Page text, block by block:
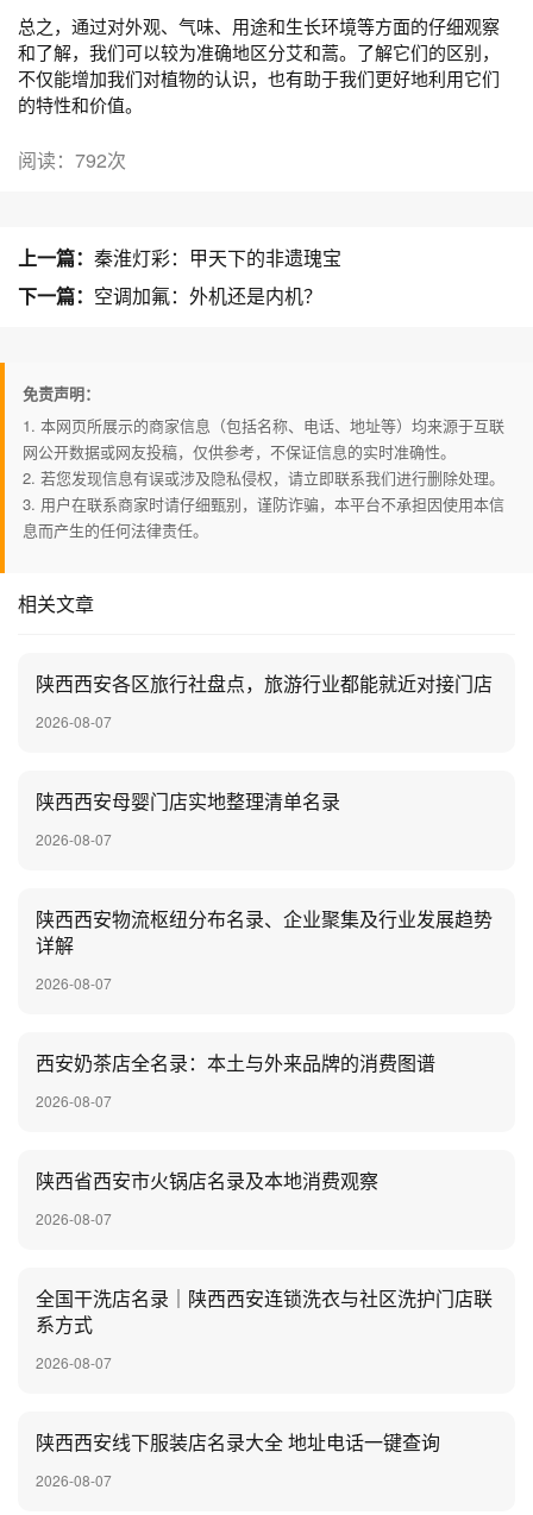
总之，通过对外观、气味、用途和生长环境等方面的仔细观察
和了解，我们可以较为准确地区分艾和蒿。了解它们的区别，
不仅能增加我们对植物的认识，也有助于我们更好地利用它们
的特性和价值。
阅读：792次
上一篇： 秦淮灯彩：甲天下的非遗瑰宝
下一篇： 空调加氟：外机还是内机？
免责声明：
1. 本网页所展示的商家信息（包括名称、电话、地址等）均来源于互联
网公开数据或网友投稿，仅供参考，不保证信息的实时准确性。
2. 若您发现信息有误或涉及隐私侵权，请立即联系我们进行删除处理。
3. 用户在联系商家时请仔细甄别，谨防诈骗，本平台不承担因使用本信
息而产生的任何法律责任。
相关文章
陕西西安各区旅行社盘点，旅游行业都能就近对接门店
2026-08-07
陕西西安母婴门店实地整理清单名录
2026-08-07
陕西西安物流枢纽分布名录、企业聚集及行业发展趋势
详解
2026-08-07
‌西安奶茶店全名录：本土与外来品牌的消费图谱
2026-08-07
陕西省西安市火锅店名录及本地消费观察
2026-08-07
全国干洗店名录｜陕西西安连锁洗衣与社区洗护门店联
系方式
2026-08-07
陕西西安线下服装店名录大全 地址电话一键查询
2026-08-07